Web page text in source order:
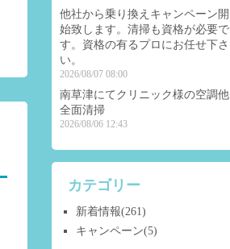
他社から乗り換えキャンペーン開
始致します。清掃も資格が必要で
す。資格の有るプロにお任せ下さ
い。
2026/08/07 08:00
南草津にてクリニック様の空調他
全面清掃
2026/08/06 12:43
カテゴリー
新着情報(261)
キャンペーン(5)